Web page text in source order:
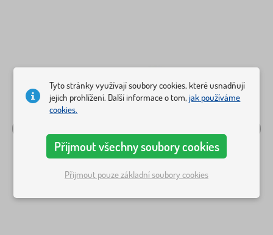
Tyto stránky využívají soubory cookies, které usnadňují
jejich prohlížení. Další informace o tom,jak používáme
cookies.
Přijmout všechny soubory cookies
Přijmout pouze základní soubory cookies